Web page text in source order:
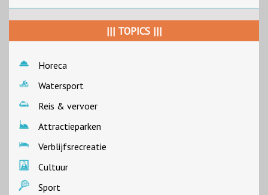
||| TOPICS |||
Horeca
Watersport
Reis & vervoer
Attractieparken
Verblijfsrecreatie
Cultuur
Sport